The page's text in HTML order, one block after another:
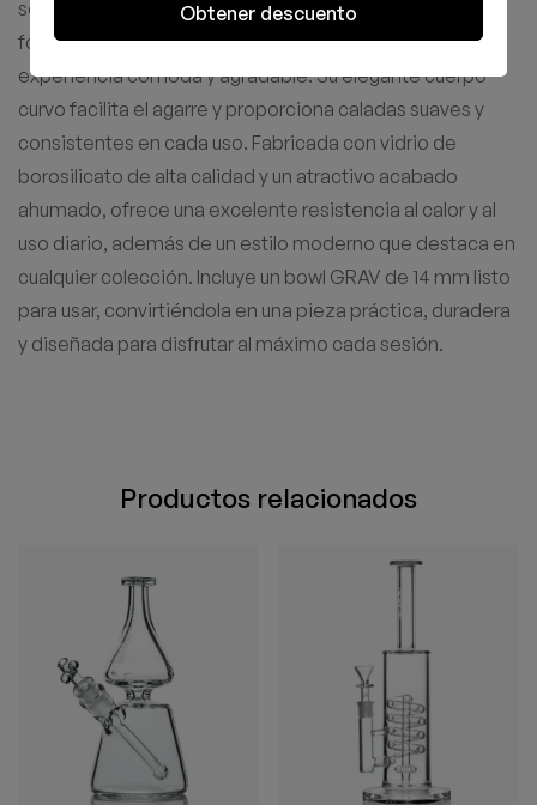
sofisticado con un rendimiento excepcional en un
formato compacto, ideal para quienes buscan una
experiencia cómoda y agradable. Su elegante cuerpo
curvo facilita el agarre y proporciona caladas suaves y
consistentes en cada uso. Fabricada con vidrio de
borosilicato de alta calidad y un atractivo acabado
ahumado, ofrece una excelente resistencia al calor y al
uso diario, además de un estilo moderno que destaca en
cualquier colección. Incluye un bowl GRAV de 14 mm listo
para usar, convirtiéndola en una pieza práctica, duradera
y diseñada para disfrutar al máximo cada sesión.
Productos relacionados
Obtener descuento